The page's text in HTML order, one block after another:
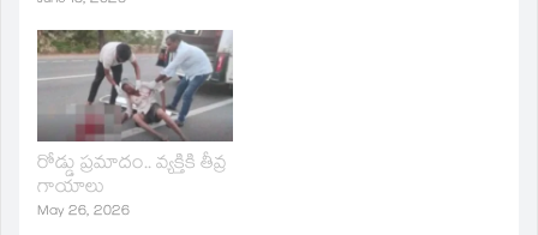
రోడ్డు ప్రమాదం.. వ్యక్తికి తీవ్ర
గాయాలు
May 26, 2026